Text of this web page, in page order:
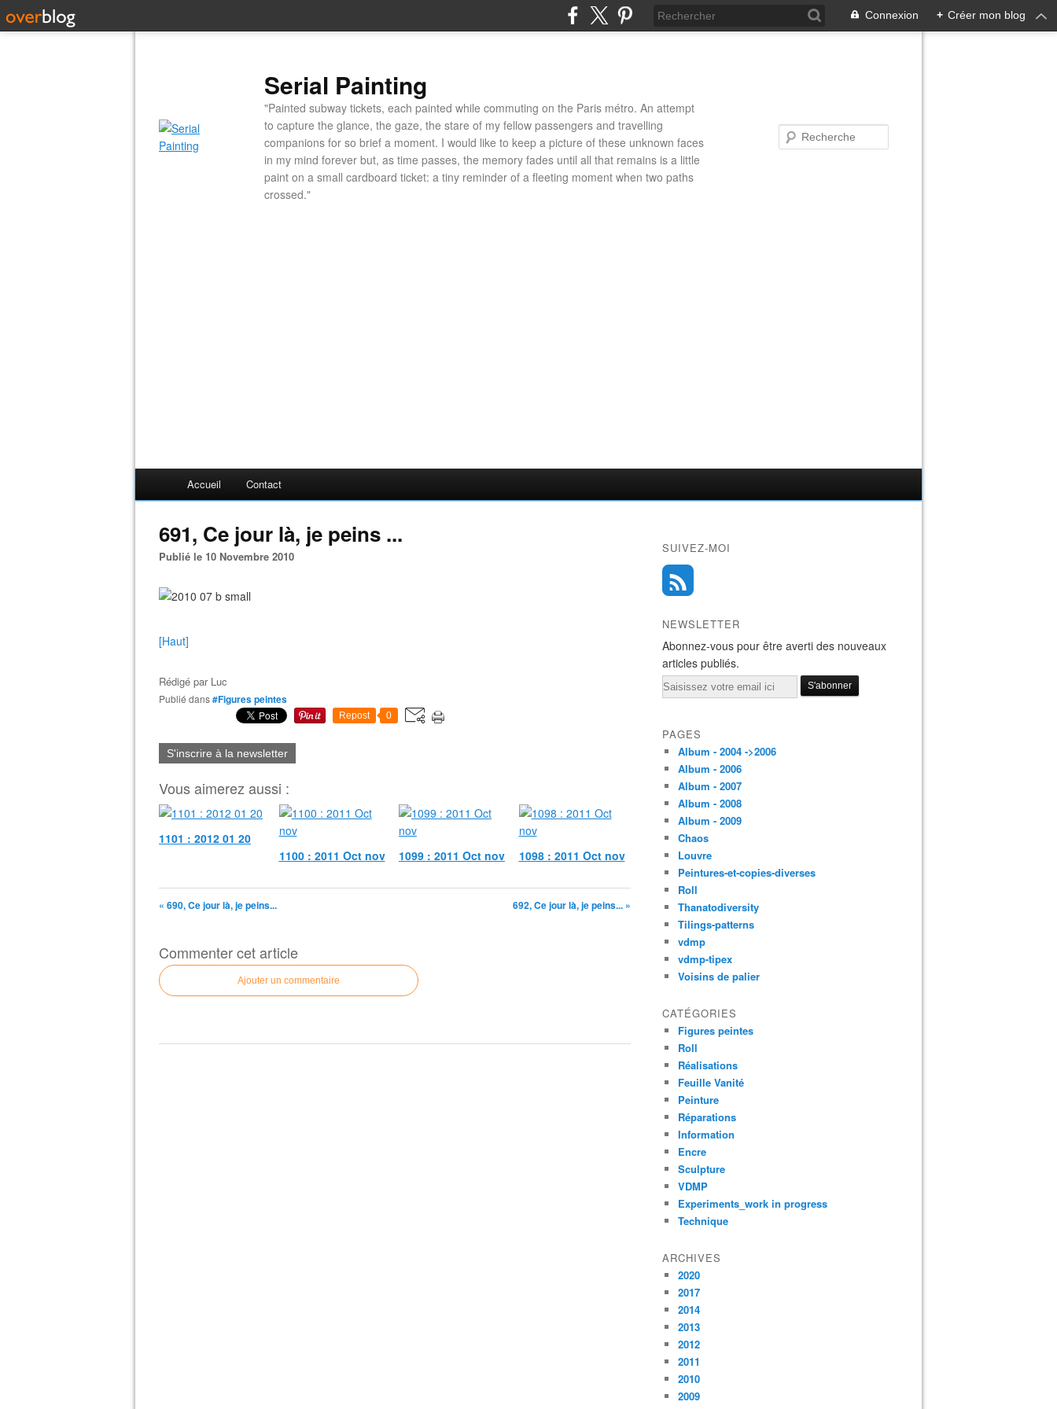
Connexion + Créer mon blog
Serial Painting
"Painted subway tickets, each painted while commuting on the Paris métro. An attempt
to capture the glance, the gaze, the stare of my fellow passengers and travelling
companions for so brief a moment. I would like to keep a picture of these unknown faces
in my mind forever but, as time passes, the memory fades until all that remains is a little
paint on a small cardboard ticket: a tiny reminder of a fleeting moment when two paths
crossed."
Accueil Contact
691, Ce jour là, je peins ...
Publié le 10 Novembre 2010
[Haut]
Rédigé par Luc
Publié dans#Figures peintes
Repost 0
S'inscrire à la newsletter
Vous aimerez aussi :
1101 : 2012 01 20
1100 : 2011 Oct nov
1099 : 2011 Oct nov 1098 : 2011 Oct nov
« 690, Ce jour là, je peins... 692, Ce jour là, je peins... »
Commenter cet article
Ajouter un commentaire
SUIVEZ-MOI
NEWSLETTER
Abonnez-vous pour être averti des nouveaux
articles publiés.
Email
PAGES
Album - 2004 ->2006
Album - 2006
Album - 2007
Album - 2008
Album - 2009
Chaos
Louvre
Peintures-et-copies-diverses
Roll
Thanatodiversity
Tilings-patterns
vdmp
vdmp-tipex
Voisins de palier
CATÉGORIES
Figures peintes
Roll
Réalisations
Feuille Vanité
Peinture
Réparations
Information
Encre
Sculpture
VDMP
Experiments_work in progress
Technique
ARCHIVES
2020
2017
2014
2013
2012
2011
2010
2009